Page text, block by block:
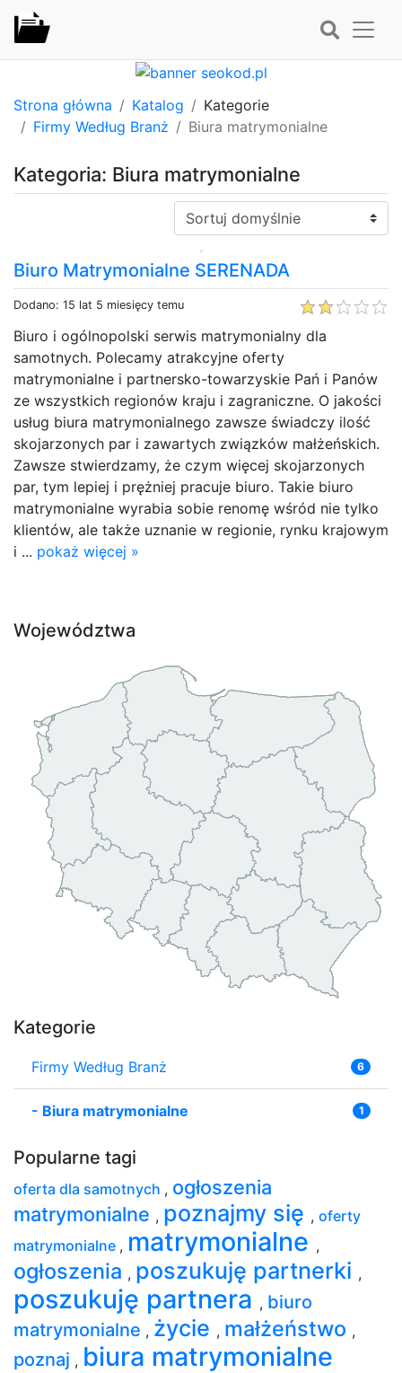
Strona główna Katalog
Kategorie
Firmy Według Branż
Biura matrymonialne
Kategoria: Biura matrymonialne
Sortuj:
Biuro Matrymonialne SERENADA
Dodano: 15 lat 5 miesięcy temu
Biuro i ogólnopolski serwis matrymonialny dla
samotnych. Polecamy atrakcyjne oferty
matrymonialne i partnersko-towarzyskie Pań i Panów
ze wszystkich regionów kraju i zagraniczne. O jakości
usług biura matrymonialnego zawsze świadczy ilość
skojarzonych par i zawartych związków małżeńskich.
Zawsze stwierdzamy, że czym więcej skojarzonych
par, tym lepiej i prężniej pracuje biuro. Takie biuro
matrymonialne wyrabia sobie renomę wśród nie tylko
klientów, ale także uznanie w regionie, rynku krajowym
i ... pokaż więcej »
Województwa
Kategorie
Firmy Według Branż 6
- Biura matrymonialne 1
Popularne tagi
oferta dla samotnych , ogłoszenia
matrymonialne , poznajmy się , oferty
matrymonialne , matrymonialne ,
ogłoszenia , poszukuję partnerki ,
poszukuję partnera , biuro
matrymonialne , życie , małżeństwo ,
poznaj , biura matrymonialne